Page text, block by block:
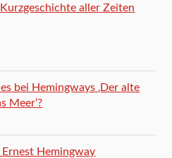
aller Zeiten
bei Hemingways ‚Der alte
Meer‘?
Hemingway